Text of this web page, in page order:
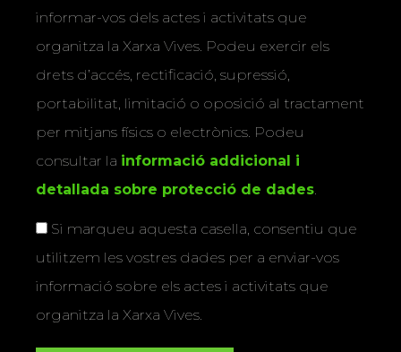
informar-vos dels actes i activitats que
organitza la Xarxa Vives. Podeu exercir els
drets d’accés, rectificació, supressió,
portabilitat, limitació o oposició al tractament
per mitjans físics o electrònics. Podeu
consultar la informació addicional i
detallada sobre protecció de dades.
Si marqueu aquesta casella, consentiu que
utilitzem les vostres dades per a enviar-vos
informació sobre els actes i activitats que
organitza la Xarxa Vives.